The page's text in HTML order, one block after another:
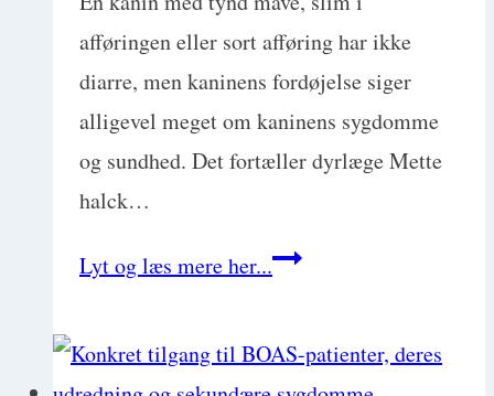
afføringen eller sort afføring har ikke
diarre, men kaninens fordøjelse siger
alligevel meget om kaninens sygdomme
og sundhed. Det fortæller dyrlæge Mette
halck…
Lyt og læs mere her...Basic
Kaniners
sygdomme